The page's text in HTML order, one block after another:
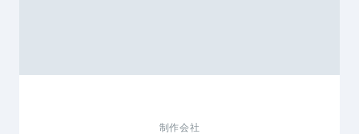
制作会社